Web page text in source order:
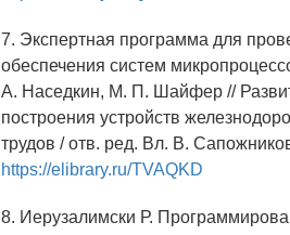
7. Экспертная программа для
обеспечения систем
А. Наседкин, М. П. Шайфер //
построения устройств
трудов / отв. ред. Вл. В.
https://elibrary.ru/TVAQKD
8. Иерузалимски Р.